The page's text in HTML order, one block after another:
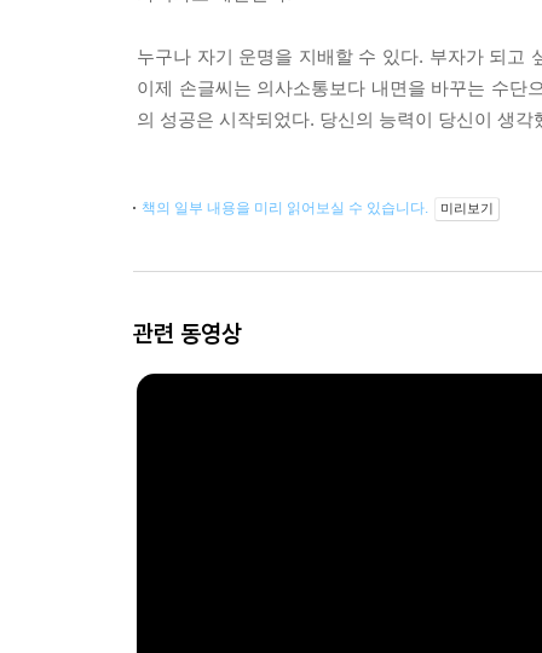
누구나 자기 운명을 지배할 수 있다. 부자가 되고
이제 손글씨는 의사소통보다 내면을 바꾸는 수단
의 성공은 시작되었다. 당신의 능력이 당신이 생
책의 일부 내용을 미리 읽어보실 수 있습니다. 미리보기
관련 동영상